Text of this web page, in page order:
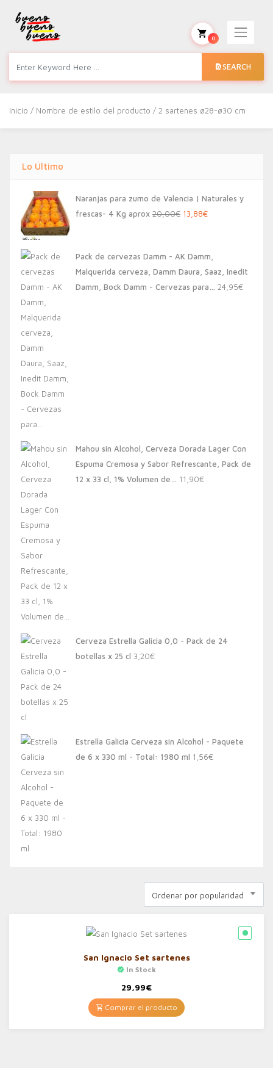
SEARCH
0
Inicio / Nombre de estilo del producto / 2 sartenes ø28-ø30 cm
Lo Último
Naranjas para zumo de Valencia | Naturales y
frescas- 4 Kg aprox 20,00€ El
era:
20,00€.
13,88€El
es:
13,88€.
Pack de cervezas Damm - AK Damm,
Malquerida cerveza, Damm Daura, Saaz, Inedit
Damm, Bock Damm - Cervezas para… 24,95€
Mahou sin Alcohol, Cerveza Dorada Lager Con
Espuma Cremosa y Sabor Refrescante, Pack de
12 x 33 cl, 1% Volumen de… 11,90€
Cerveza Estrella Galicia 0,0 - Pack de 24
botellas x 25 cl 3,20€
Estrella Galicia Cerveza sin Alcohol - Paquete
de 6 x 330 ml - Total: 1980 ml 1,56€
Ordenar por popularidad
San Ignacio Set sartenes
In Stock
29,99€
Comprar el producto